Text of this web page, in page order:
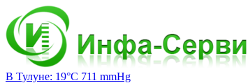
В Тулуне: 19°C 711 mmHg